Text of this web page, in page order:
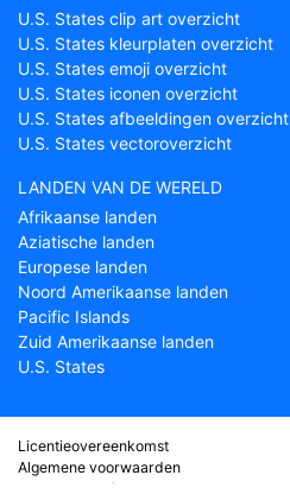
U.S. States clip art overzicht
U.S. States kleurplaten overzicht
U.S. States emoji overzicht
U.S. States iconen overzicht
U.S. States afbeeldingen overzicht
U.S. States vectoroverzicht
LANDEN VAN DE WERELD
Afrikaanse landen
Aziatische landen
Europese landen
Noord Amerikaanse landen
Pacific Islands
Zuid Amerikaanse landen
U.S. States
Licentieovereenkomst
Algemene voorwaarden
Over Countryflags.com